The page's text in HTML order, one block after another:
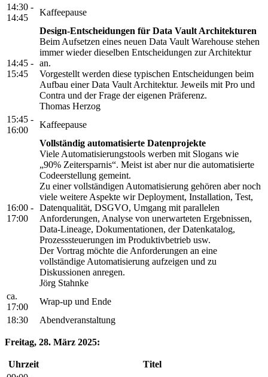
14:30 -
14:45
Kaffeepause
14:45 -
15:45
Design-Entscheidungen für Data Vault Architekturen
Beim Aufsetzen eines neuen Data Vault Warehouse stehen
immer wieder dieselben Entscheidungen zur Architektur
an.
Vorgestellt werden diese typischen Entscheidungen beim
Aufbau einer Data Vault Architektur. Jeweils mit Pro und
Contra und der Frage der eigenen Präferenz.
Thomas Herzog
15:45 -
16:00
Kaffeepause
16:00 -
17:00
Vollständig automatisierte Datenprojekte
Viele Automatisierungstools werben mit Slogans wie
„90% Zeitersparnis“. Meist ist aber nur die automatisierte
Codeerstellung gemeint.
Zu einer vollständigen Automatisierung gehören aber noch
viele weitere Aspekte wir Deployment, Installation, Test,
Datenqualität, DSGVO, Umgang mit parallelen
Anforderungen, Analyse von unerwarteten Ergebnissen,
Data-Lineage, Dokumentationen, der Datenkatalog,
Prozesssteuerungen im Produktivbetrieb usw.
Der Vortrag möchte die Anforderungen an eine
vollständige Automatisierung aufzeigen und zu
Diskussionen anregen.
Jörg Stahnke
ca.
17:00
Wrap-up und Ende
18:30
Abendveranstaltung
Freitag, 28. März 2025:
Uhrzeit
Titel